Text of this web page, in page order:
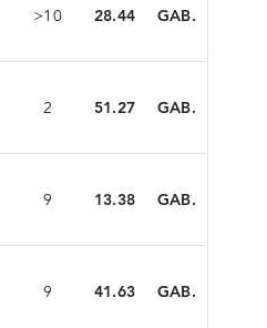
>10 28.44 GAB.
2 51.27 GAB.
9 13.38 GAB.
9 41.63 GAB.